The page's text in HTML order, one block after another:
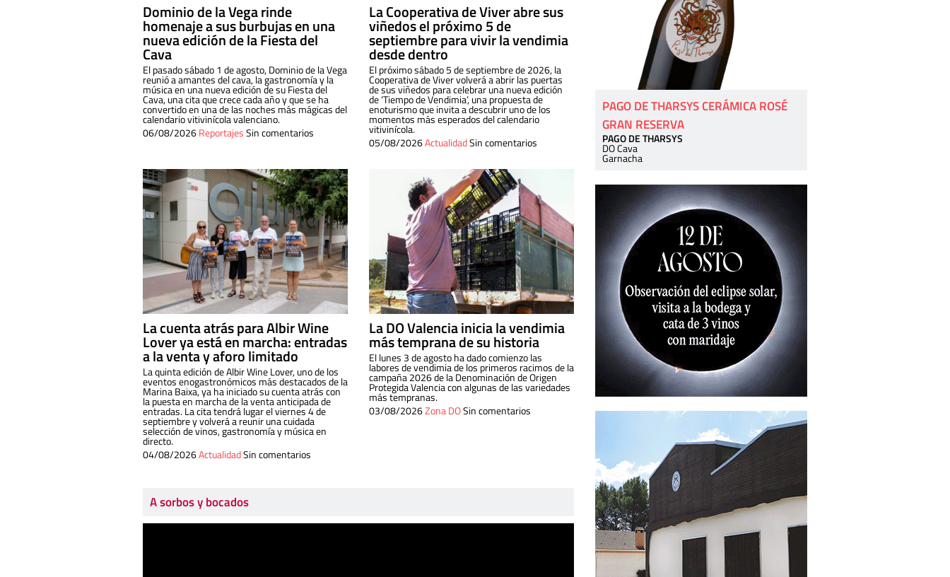
Dominio de la Vega rinde
homenaje a sus burbujas en una
nueva edición de la Fiesta del
Cava
El pasado sábado 1 de agosto, Dominio de la Vega
reunió a amantes del cava, la gastronomía y la
música en una nueva edición de su Fiesta del
Cava, una cita que crece cada año y que se ha
convertido en una de las noches más mágicas del
calendario vitivinícola valenciano.
06/08/2026ReportajesSin comentarios
La Cooperativa de Viver abre sus
viñedos el próximo 5 de
septiembre para vivir la vendimia
desde dentro
El próximo sábado 5 de septiembre de 2026, la
Cooperativa de Viver volverá a abrir las puertas
de sus viñedos para celebrar una nueva edición
de ‘Tiempo de Vendimia’, una propuesta de
enoturismo que invita a descubrir uno de los
momentos más esperados del calendario
vitivinícola.
05/08/2026ActualidadSin comentarios
La cuenta atrás para Albir Wine
Lover ya está en marcha: entradas
a la venta y aforo limitado
La quinta edición de Albir Wine Lover, uno de los
eventos enogastronómicos más destacados de la
Marina Baixa, ya ha iniciado su cuenta atrás con
la puesta en marcha de la venta anticipada de
entradas. La cita tendrá lugar el viernes 4 de
septiembre y volverá a reunir una cuidada
selección de vinos, gastronomía y música en
directo.
04/08/2026ActualidadSin comentarios
La DO Valencia inicia la vendimia
más temprana de su historia
El lunes 3 de agosto ha dado comienzo las
labores de vendimia de los primeros racimos de la
campaña 2026 de la Denominación de Origen
Protegida Valencia con algunas de las variedades
más tempranas.
03/08/2026Zona DOSin comentarios
A sorbos y bocados
PAGO DE THARSYS CERÁMICA ROSÉ
GRAN RESERVA
PAGO DE THARSYS
DO Cava
Garnacha